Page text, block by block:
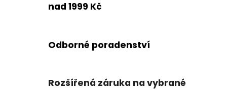
nad 1999 Kč
Odborné poradenství
Rozšířená záruka na vybrané